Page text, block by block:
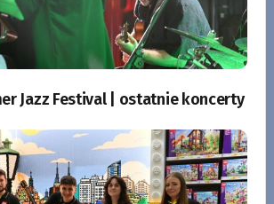
Jazz Festival | ostatnie koncerty